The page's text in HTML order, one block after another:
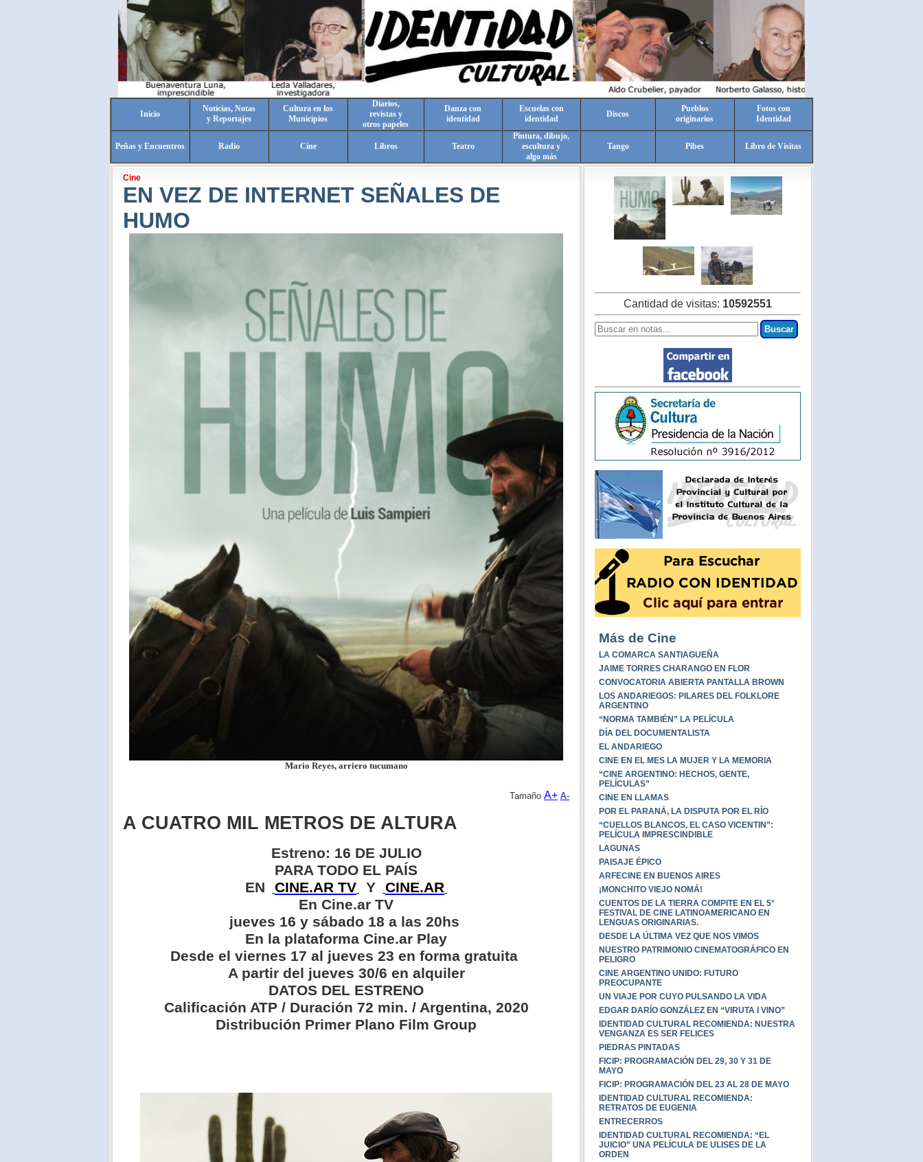
Inicio
Noticias, Notas
y Reportajes
Cultura en los
Municipios
Diarios,
revistas y
otros papeles
Danza con
identidad
Escuelas con
identidad
Discos
Pueblos
originarios
Fotos con
Identidad
Peñas y Encuentros Radio Cine Libros Teatro
Pintura, dibujo,
escultura y
algo más
Tango Pibes Libro de Visitas
Cine
EN VEZ DE INTERNET SEÑALES DE
HUMO
Mario Reyes, arriero tucumano
Tamaño A+ A-
A CUATRO MIL METROS DE ALTURA
Estreno: 16 DE JULIO
PARA TODO EL PAÍS
EN
CINE.AR TV Y CINE.AR
En Cine.ar TV
jueves 16 y sábado 18 a las 20hs
En la plataforma Cine.ar Play
Desde el viernes 17 al jueves 23 en forma gratuita
A partir del jueves 30/6 en alquiler
DATOS DEL ESTRENO
Calificación ATP / Duración 72 min. / Argentina, 2020
Distribución Primer Plano Film Group
Cantidad de visitas: 10592551
Más de Cine
LA COMARCA SANTIAGUEÑA
JAIME TORRES CHARANGO EN FLOR
CONVOCATORIA ABIERTA PANTALLA BROWN
LOS ANDARIEGOS: PILARES DEL FOLKLORE
ARGENTINO
“NORMA TAMBIÉN” LA PELÍCULA
DÍA DEL DOCUMENTALISTA
EL ANDARIEGO
CINE EN EL MES LA MUJER Y LA MEMORIA
“CINE ARGENTINO: HECHOS, GENTE,
PELÍCULAS”
CINE EN LLAMAS
POR EL PARANÁ, LA DISPUTA POR EL RÍO
“CUELLOS BLANCOS, EL CASO VICENTIN”:
PELÍCULA IMPRESCINDIBLE
LAGUNAS
PAISAJE ÉPICO
ARFECINE EN BUENOS AIRES
¡MONCHITO VIEJO NOMÁ!
CUENTOS DE LA TIERRA COMPITE EN EL 5°
FESTIVAL DE CINE LATINOAMERICANO EN
LENGUAS ORIGINARIAS.
DESDE LA ÚLTIMA VEZ QUE NOS VIMOS
NUESTRO PATRIMONIO CINEMATOGRÁFICO EN
PELIGRO
CINE ARGENTINO UNIDO: FUTURO
PREOCUPANTE
UN VIAJE POR CUYO PULSANDO LA VIDA
EDGAR DARÍO GONZÁLEZ EN “VIRUTA I VINO”
IDENTIDAD CULTURAL RECOMIENDA: NUESTRA
VENGANZA ES SER FELICES
PIEDRAS PINTADAS
FICIP: PROGRAMACIÓN DEL 29, 30 Y 31 DE
MAYO
FICIP: PROGRAMACIÓN DEL 23 AL 28 DE MAYO
IDENTIDAD CULTURAL RECOMIENDA:
RETRATOS DE EUGENIA
ENTRECERROS
IDENTIDAD CULTURAL RECOMIENDA: “EL
JUICIO” UNA PELÍCULA DE ULISES DE LA
ORDEN